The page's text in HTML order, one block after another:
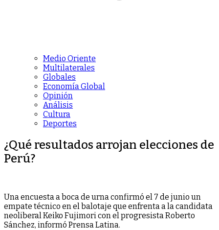
Medio Oriente
Multilaterales
Globales
Economía Global
Opinión
Análisis
Cultura
Deportes
¿Qué resultados arrojan elecciones de
Perú?
Una encuesta a boca de urna confirmó el 7 de junio un
empate técnico en el balotaje que enfrenta a la candidata
neoliberal Keiko Fujimori con el progresista Roberto
Sánchez, informó Prensa Latina.